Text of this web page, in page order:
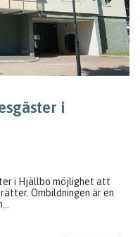
i
i Hjällbo möjlighet att
Ombildningen är en